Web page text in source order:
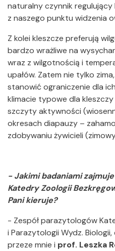
naturalny czynnik
z naszego punktu widzenia
Z kolei kleszcze preferują
bardzo wrażliwe na
wraz z wilgotnością i
upałów. Zatem nie tylko
stanowić ograniczenie dla
klimacie typowe dla
szczyty aktywności
okresach diapauzy –
zdobywaniu żywicieli
- Jakimi badaniami
Katedry Zoologii
Pani kieruje?
- Zespół parazytologów
i Parazytologii Wydz.
przeze mnie i prof. Leszka